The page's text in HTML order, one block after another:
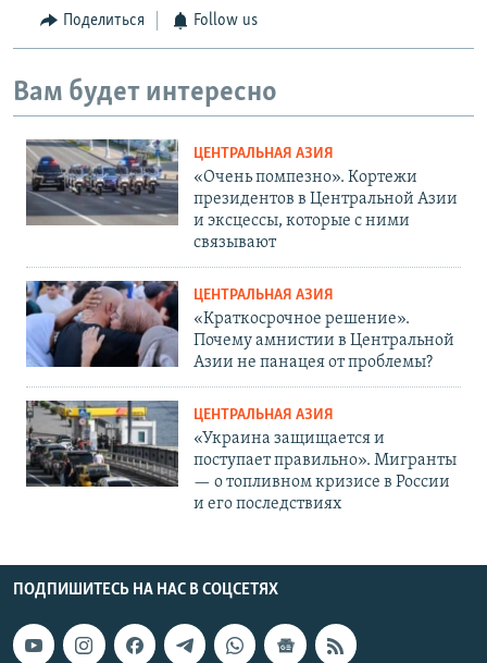
Поделиться Follow us
Вам будет интересно
ЦЕНТРАЛЬНАЯ АЗИЯ
«Очень помпезно». Кортежи
президентов в Центральной Азии
и эксцессы, которые с ними
связывают
ЦЕНТРАЛЬНАЯ АЗИЯ
«Краткосрочное решение».
Почему амнистии в Центральной
Азии не панацея от проблемы?
ЦЕНТРАЛЬНАЯ АЗИЯ
«Украина защищается и
поступает правильно». Мигранты
— о топливном кризисе в России
и его последствиях
ПОДПИШИТЕСЬ НА НАС В СОЦСЕТЯХ